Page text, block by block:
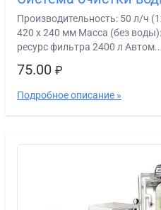
Производительность: 50 л/ч
420 х 240 мм Масса (без
ресурс фильтра 2400 л Автом...
75.00 ₽
Подробное описание »